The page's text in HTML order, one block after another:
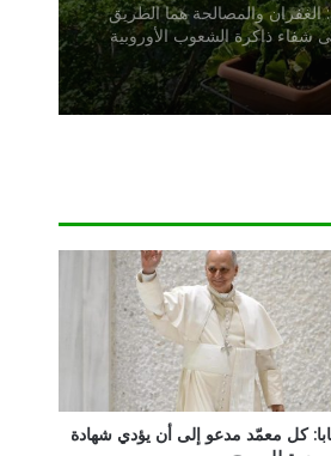
والمصالحة هما الطريق
شفاء ذاكرة الشعوب الأوروبية
نزع السلاح هو الذي يصنع السلام
الله يأتي في صِغَر الحياة
العالم من الداخل
أسلوبًا إنجيليًا لا بالقوة بل بالثقة
لا يملّ من زرع كلمته في قلوبنا
كل معمّد مدعو إلى أن يؤدي شهادة